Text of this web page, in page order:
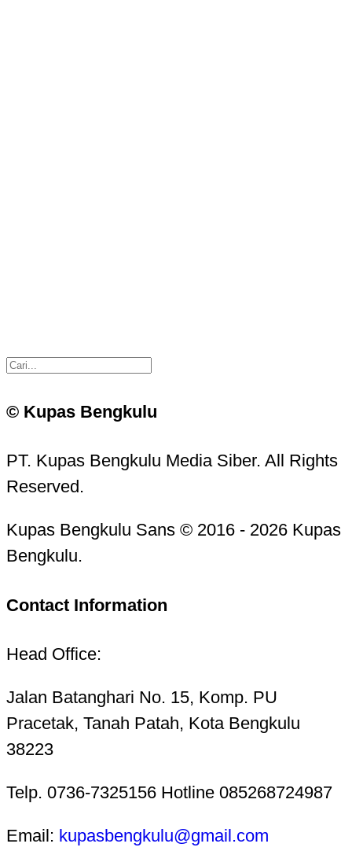
© Kupas Bengkulu
PT. Kupas Bengkulu Media Siber. All Rights
Reserved.
Kupas Bengkulu Sans © 2016 - 2026 Kupas
Bengkulu.
Contact Information
Head Office:
Jalan Batanghari No. 15, Komp. PU
Pracetak, Tanah Patah, Kota Bengkulu
38223
Telp. 0736-7325156 Hotline 085268724987
Email: kupasbengkulu@gmail.com